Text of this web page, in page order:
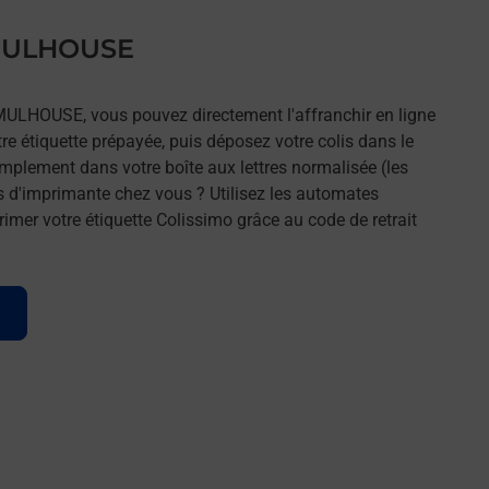
vous pouvez directement l'affranchir en ligne
étiquette prépayée, puis déposez votre colis dans le
dans votre boîte aux lettres normalisée (les
d'imprimante chez vous ? Utilisez les automates
votre étiquette Colissimo grâce au code de retrait